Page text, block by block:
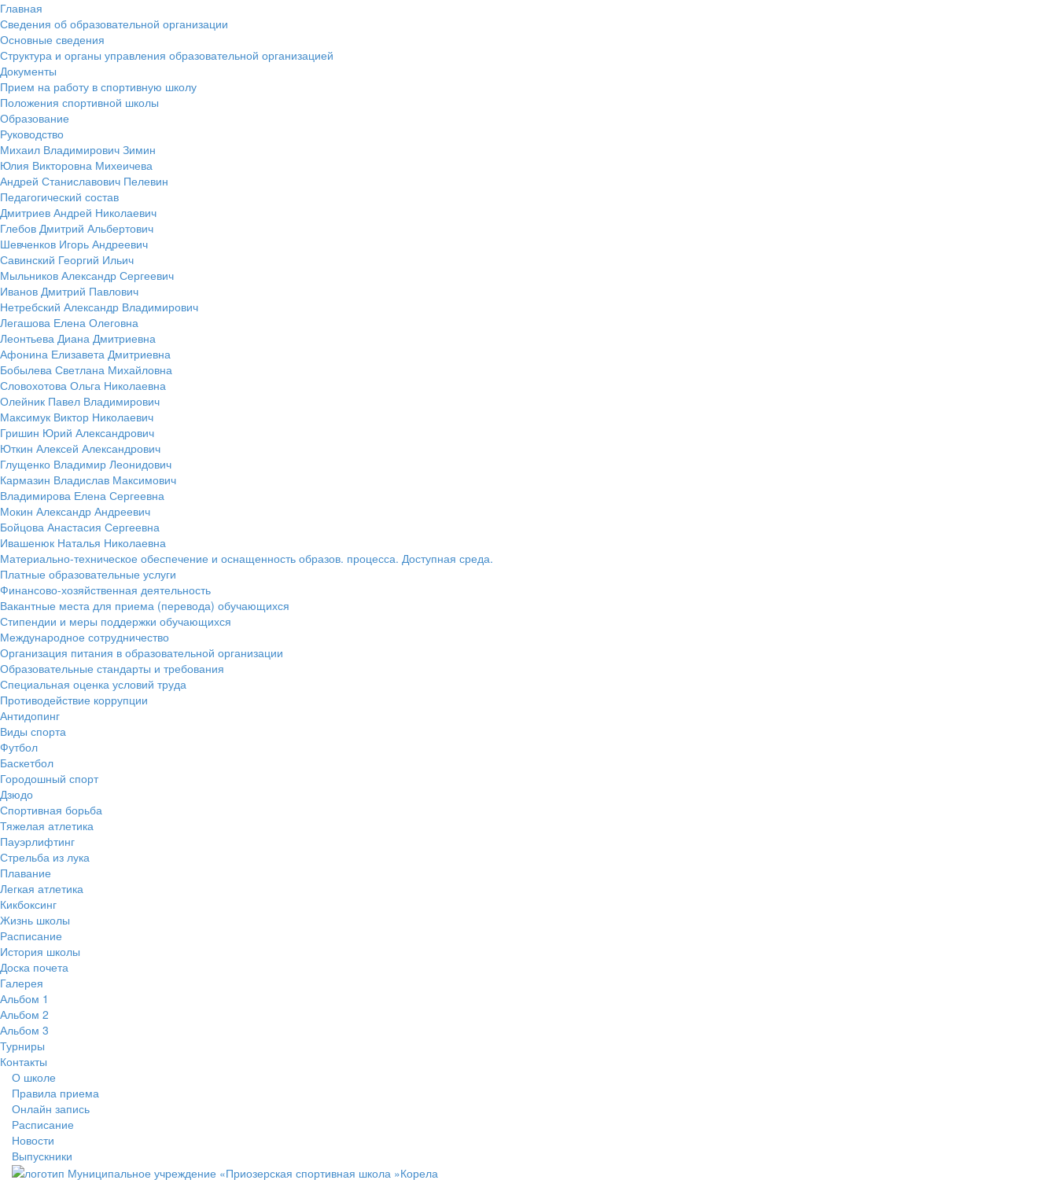
Главная
Сведения об образовательной организации
Основные сведения
Структура и органы управления образовательной организацией
Документы
Прием на работу в спортивную школу
Положения спортивной школы
Образование
Руководство
Михаил Владимирович Зимин
Юлия Викторовна Михеичева
Андрей Станиславович Пелевин
Педагогический состав
Дмитриев Андрей Николаевич
Глебов Дмитрий Альбертович
Шевченков Игорь Андреевич
Савинский Георгий Ильич
Мыльников Александр Сергеевич
Иванов Дмитрий Павлович
Нетребский Александр Владимирович
Легашова Елена Олеговна
Леонтьева Диана Дмитриевна
Афонина Елизавета Дмитриевна
Бобылева Светлана Михайловна
Словохотова Ольга Николаевна
Олейник Павел Владимирович
Максимук Виктор Николаевич
Гришин Юрий Александрович
Юткин Алексей Александрович
Глущенко Владимир Леонидович
Кармазин Владислав Максимович
Владимирова Елена Сергеевна
Мокин Александр Андреевич
Бойцова Анастасия Сергеевна
Ивашенюк Наталья Николаевна
Материально-техническое обеспечение и оснащенность образов. процесса. Доступная среда.
Платные образовательные услуги
Финансово-хозяйственная деятельность
Вакантные места для приема (перевода) обучающихся
Стипендии и меры поддержки обучающихся
Международное сотрудничество
Организация питания в образовательной организации
Образовательные стандарты и требования
Специальная оценка условий труда
Противодействие коррупции
Антидопинг
Виды спорта
Футбол
Баскетбол
Городошный спорт
Дзюдо
Спортивная борьба
Тяжелая атлетика
Пауэрлифтинг
Стрельба из лука
Плавание
Легкая атлетика
Кикбоксинг
Жизнь школы
Расписание
История школы
Доска почета
Галерея
Альбом 1
Альбом 2
Альбом 3
Турниры
Контакты
О школе
Правила приема
Онлайн запись
Расписание
Новости
Выпускники